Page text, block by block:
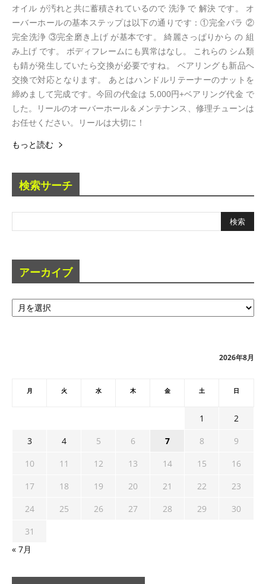
オイル が汚れと共に蓄積されているので 洗浄 で 解決 です。 オ
ーバーホールの基本ステップは以下の通りです：①完全バラ ②
完全洗浄 ③完全磨き上げ が基本です。 綺麗さっぱりから の 組
み上げ です。 ボディフレームにも異常はなし。 これらの シム類
も錆が発生していたら交換が必要ですね。 ベアリングも新品へ
交換で対応となります。 あとはハンドルリテーナーのナットを
締めまして完成です。今回の代金は 5,000円+ベアリング代金 で
した。リールのオーバーホール＆メンテナンス、修理チューンは
お任せください。リールは大切に！
もっと読む
検索サーチ
アーカイブ
ア
ー
2026年8月
月 火 水 木 金 土 日
1
2
3
4 5 6 7 8
9
10
11 12 13 14 15
16
17
18 19 20 21 22
23
24
25 26 27 28 29
30
31
« 7月